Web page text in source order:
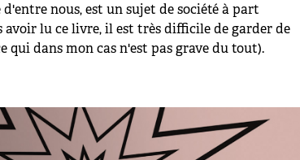
nous, est un sujet de société à part
avoir lu ce livre, il est très difficile de garder de
dans mon cas n'est pas grave du tout).